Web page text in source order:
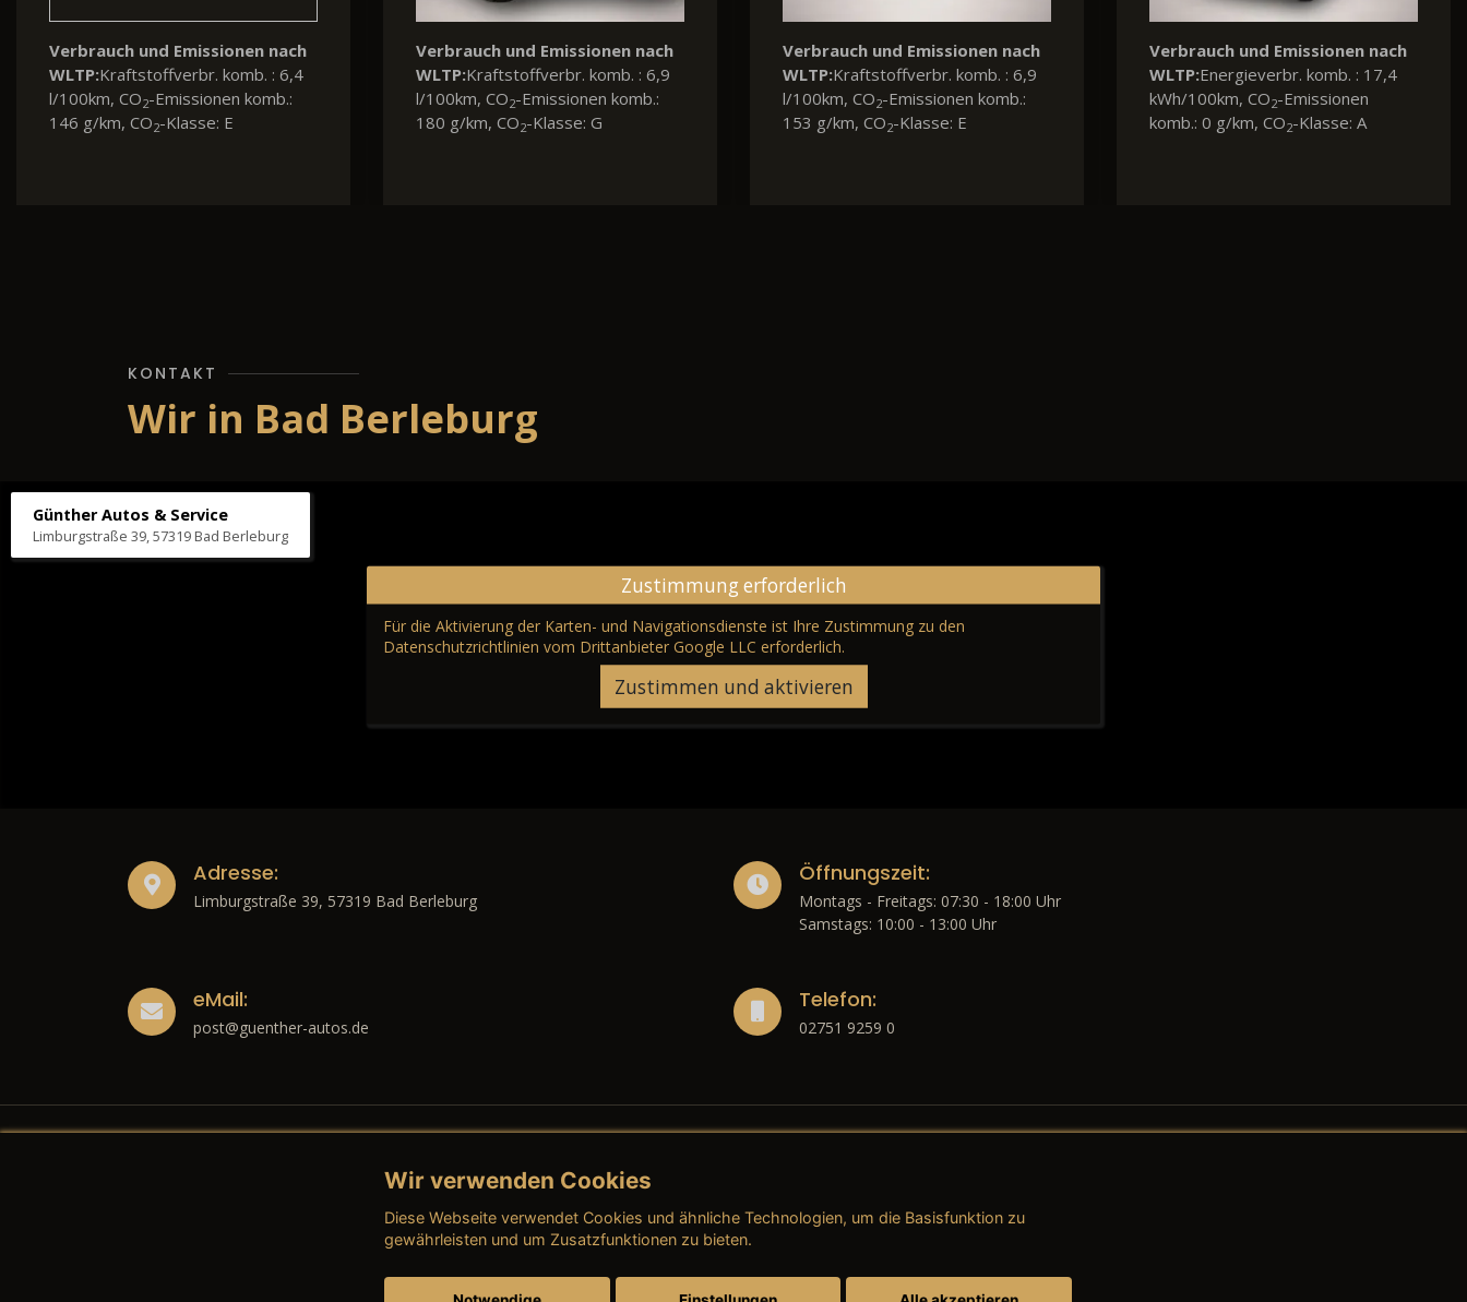
Verbrauch und Emissionen nach
WLTP:Kraftstoffverbr. komb. : 8,4
l/100km, CO2-Emissionen komb.:
191 g/km, CO2-Klasse: G
Verbrauch und Emissionen nach
WLTP:Kraftstoffverbr. komb. : 6,0
l/100km, CO2-Emissionen komb.:
136 g/km, CO2-Klasse: E
Verbrauch und Emissionen nach
WLTP:Kraftstoffverbr. komb. : 6,8
l/100km, CO2-Emissionen komb.:
156 g/km, CO2-Klasse: F
Verbrauch und Emissionen nach
WLTP:Kraftstoffverbr. komb. : 7,8
l/100km, CO 2-Emissionen komb.:
204 g/km, CO2 -Klasse: G
KONTAKT
Wir in Bad Berleburg
Günther Autos & Service
Limburgstraße 39, 57319 Bad Berleburg
Zustimmung erforderlich
Für die Aktivierung der Karten- und Navigationsdienste ist Ihre Zustimmung zu den
Datenschutzrichtlinien vom Drittanbieter Google LLC erforderlich.
Zustimmen und aktivieren
Adresse:
Limburgstraße 39, 57319 Bad Berleburg
Öffnungszeit:
Montags - Freitags: 07:30 - 18:00 Uhr
Samstags: 10:00 - 13:00 Uhr
eMail:
post@guenther-autos.de
Telefon:
02751 9259 0
Rechtliches
→ Impressum
→ AGB (Neuwagen)
→ AGB (Teile & Zubehör)
Wir verwenden Cookies
Diese Webseite verwendet Cookies und ähnliche Technologien, um die Basisfunktion zu
gewährleisten und um Zusatzfunktionen zu bieten.